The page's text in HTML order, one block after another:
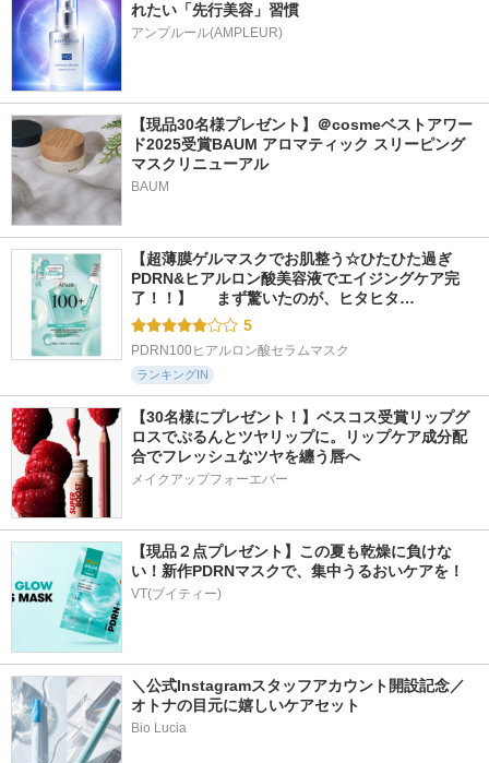
れたい「先行美容」習慣
アンプルール(AMPLEUR)
【現品30名様プレゼント】＠cosmeベストアワー
ド2025受賞BAUM アロマティック スリーピング
マスクリニューアル
BAUM
【超薄膜ゲルマスクでお肌整う☆ひたひた過ぎ
PDRN&ヒアルロン酸美容液でエイジングケア完
了！！】  　まず驚いたのが、ヒタヒタ…
5
PDRN100ヒアルロン酸セラムマスク
ランキングIN
【30名様にプレゼント！】ベスコス受賞リップグ
ロスでぷるんとツヤリップに。リップケア成分配
合でフレッシュなツヤを纏う唇へ
メイクアップフォーエバー
【現品２点プレゼント】この夏も乾燥に負けな
い！新作PDRNマスクで、集中うるおいケアを！
VT(ブイティー)
＼公式Instagramスタッフアカウント開設記念／
オトナの目元に嬉しいケアセット
Bio Lucia